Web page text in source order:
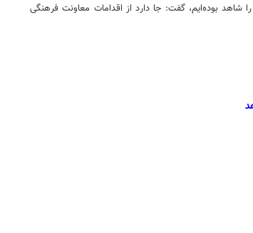
شاهد بوده‌ایم، گفت: جا دارد از اقدامات معاونت فرهنگی